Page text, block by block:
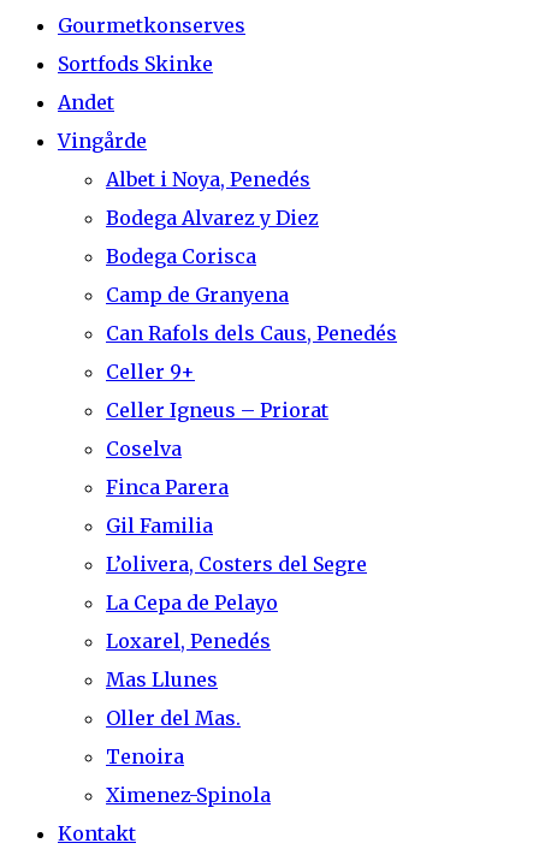
Gourmetkonserves
Sortfods Skinke
Andet
Vingårde
Albet i Noya, Penedés
Bodega Alvarez y Diez
Bodega Corisca
Camp de Granyena
Can Rafols dels Caus, Penedés
Celler 9+
Celler Igneus – Priorat
Coselva
Finca Parera
Gil Familia
L’olivera, Costers del Segre
La Cepa de Pelayo
Loxarel, Penedés
Mas Llunes
Oller del Mas.
Tenoira
Ximenez-Spinola
Kontakt